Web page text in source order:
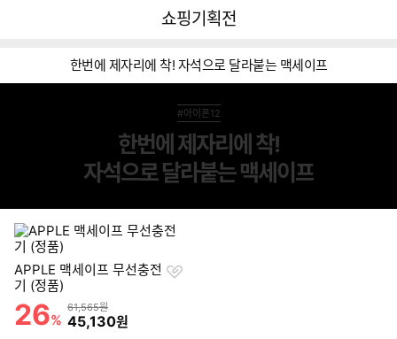
다나와
쇼핑기획전
한번에 제자리에 착! 자석으로 달라붙는 맥세이프
#아이폰12
한번에 제자리에 착!
자석으로 달라붙는 맥세이프
APPLE 맥세이프 무선충전
기 (정품)
할인률
26%
상품금액
61,565원
할인금액
45,130원
찜